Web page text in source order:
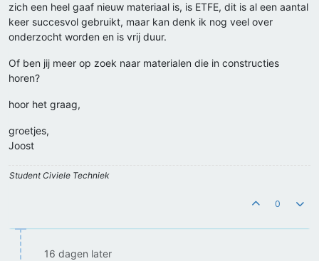
zich een heel gaaf nieuw materiaal is, is ETFE, dit is al een aantal
keer succesvol gebruikt, maar kan denk ik nog veel over
onderzocht worden en is vrij duur.
Of ben jij meer op zoek naar materialen die in constructies
horen?
hoor het graag,
groetjes,
Joost
Student Civiele Techniek
0
16 dagen later